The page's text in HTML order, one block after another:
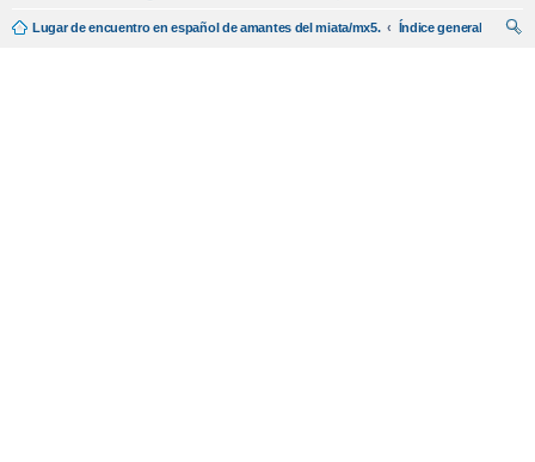
Lugar de encuentro en español de amantes del miata/mx5.
Índice general